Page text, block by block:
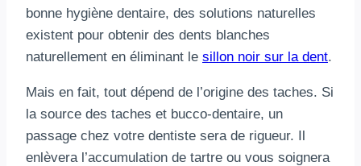
bonne hygiène dentaire, des solutions naturelles
existent pour obtenir des dents blanches
naturellement en éliminant le sillon noir sur la dent.
Mais en fait, tout dépend de l’origine des taches. Si
la source des taches et bucco-dentaire, un
passage chez votre dentiste sera de rigueur. Il
enlèvera l’accumulation de tartre ou vous soignera